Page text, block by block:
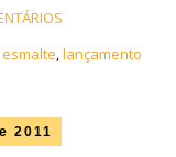
esmalte,lançamento
2011